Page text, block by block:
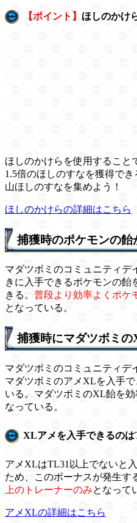
【ポイント】 ほしのかけ
ほしのかけらを使用すること
1.5倍のほしのすなを獲得で
山ほしのすなを集めよう！
ほしのかけらの詳細はこちら
捕獲時のポケモンの飴
マダツボミのコミュニティデ
きに入手できるポケモンの飴
きる。 普段より効率よくポケ
となっている。
捕獲時にマダツボミ
マダツボミのコミュニティデ
マダツボミのアメXLを入手
いる。マダツボミのXL飴を
なっている。
XLアメを入手できるの
アメXLはTL31以上でないと
ため、このボーナスが発生す
上のトレーナーのみとなって
アメXLの詳細はこちら